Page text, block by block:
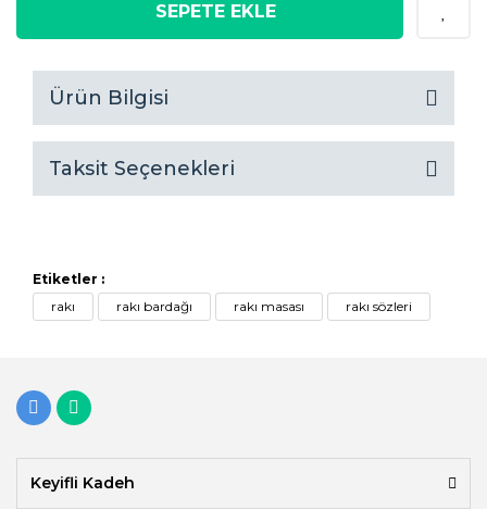
SEPETE EKLE
Ürün Bilgisi
Taksit Seçenekleri
Etiketler :
rakı
rakı bardağı rakı masası rakı sözleri
Keyifli Kadeh